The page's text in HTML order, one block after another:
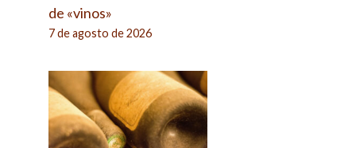
de «vinos»
7 de agosto de 2026